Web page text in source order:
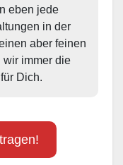
eben jede
in der
aber feinen
wir immer die
Dich.